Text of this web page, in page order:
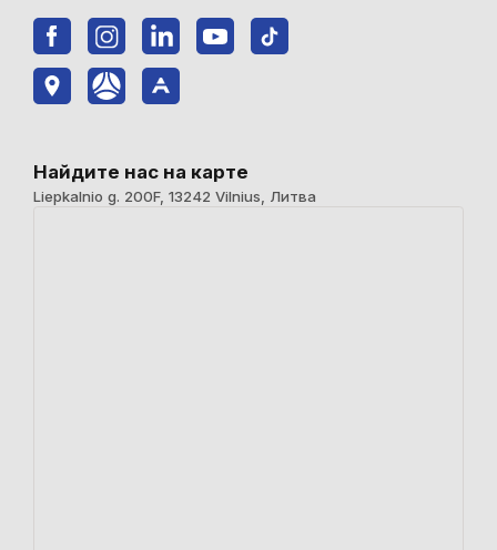
Найдите нас на карте
Liepkalnio g. 200F, 13242 Vilnius, Литва